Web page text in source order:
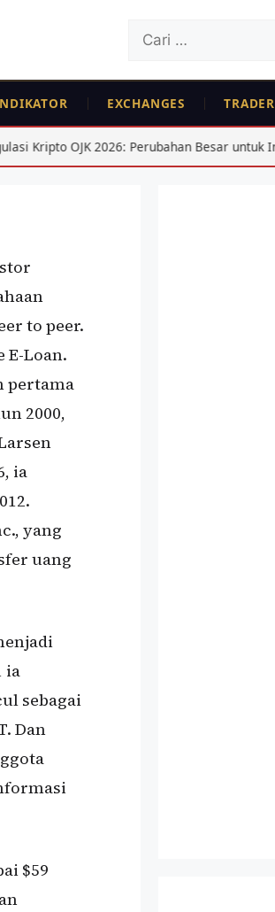
Cari
EXCHANGES TRADER
Besar untuk Investor Indonesia
to peer.
Loan.
pertama
2000,
ia
yang
uang
ia
sebagai
Dan
$59